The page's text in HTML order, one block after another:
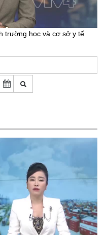
trường học và cơ sở y tế